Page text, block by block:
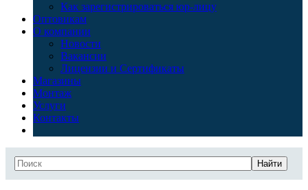
Как зарегистрироваться юр-лицу
Оптовикам
О компании
Новости
Вакансии
Лицензии и Сертификаты
Магазины
Монтаж
Услуги
Контакты
Найти